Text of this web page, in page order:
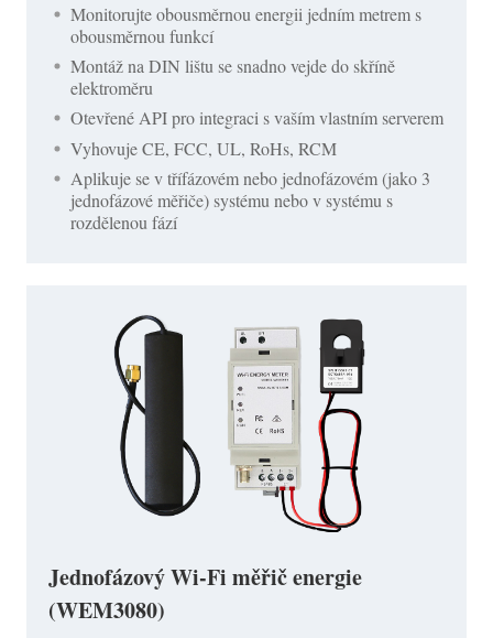
Monitorujte obousměrnou energii jedním metrem s
obousměrnou funkcí
Montáž na DIN lištu se snadno vejde do skříně
elektroměru
Otevřené API pro integraci s vaším vlastním serverem
Vyhovuje CE, FCC, UL, RoHs, RCM
Aplikuje se v třífázovém nebo jednofázovém (jako 3
jednofázové měřiče) systému nebo v systému s
rozdělenou fází
Jednofázový Wi-Fi měřič energie
(WEM3080)